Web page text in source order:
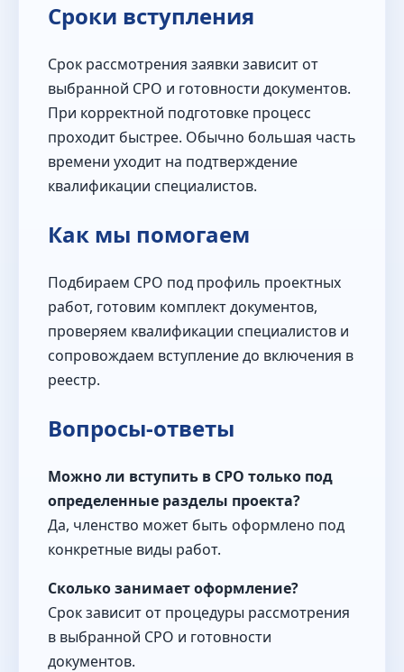
Сроки вступления
Срок рассмотрения заявки зависит от
выбранной СРО и готовности документов.
При корректной подготовке процесс
проходит быстрее. Обычно большая часть
времени уходит на подтверждение
квалификации специалистов.
Как мы помогаем
Подбираем СРО под профиль проектных
работ, готовим комплект документов,
проверяем квалификации специалистов и
сопровождаем вступление до включения в
реестр.
Вопросы-ответы
Можно ли вступить в СРО только под
определенные разделы проекта?
Да, членство может быть оформлено под
конкретные виды работ.
Сколько занимает оформление?
Срок зависит от процедуры рассмотрения
в выбранной СРО и готовности
документов.